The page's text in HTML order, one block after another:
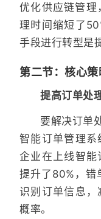
优化供应链管理
理时间缩短了
手段进行转型是
第二节：核心策
提高订单处
要解决订单
智能订单管理系
企业在上线智
提升了80%，错
识别订单信息
概率。